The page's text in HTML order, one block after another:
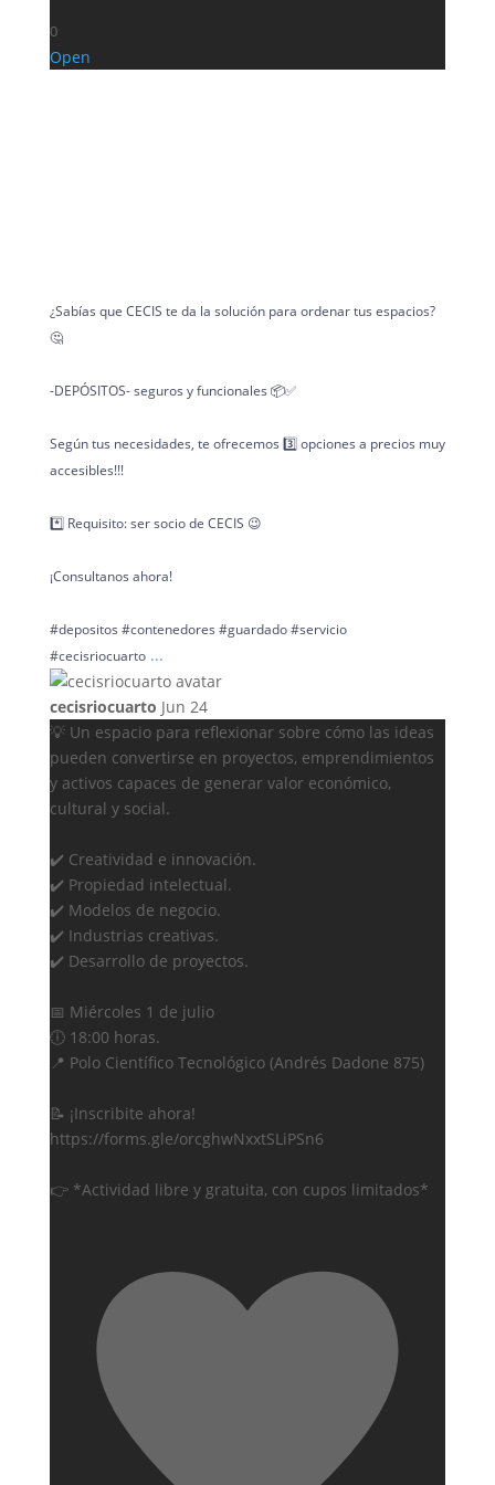
0
Open
¿Sabías que CECIS te da la solución para ordenar tus espacios?
🤔
-DEPÓSITOS- seguros y funcionales 📦✅
Según tus necesidades, te ofrecemos 3️⃣ opciones a precios muy
accesibles!!!
*️⃣ Requisito: ser socio de CECIS 😉
¡Consultanos ahora!
#depositos #contenedores #guardado #servicio
#cecisriocuarto ...
cecisriocuarto Jun 24
💡 Un espacio para reflexionar sobre cómo las ideas
pueden convertirse en proyectos, emprendimientos
y activos capaces de generar valor económico,
cultural y social.
✔️ Creatividad e innovación.
✔️ Propiedad intelectual.
✔️ Modelos de negocio.
✔️ Industrias creativas.
✔️ Desarrollo de proyectos.
📅 Miércoles 1 de julio
🕕 18:00 horas.
📍 Polo Científico Tecnológico (Andrés Dadone 875)
📝 ¡Inscribite ahora!
https://forms.gle/orcghwNxxtSLiPSn6
👉 *Actividad libre y gratuita, con cupos limitados*